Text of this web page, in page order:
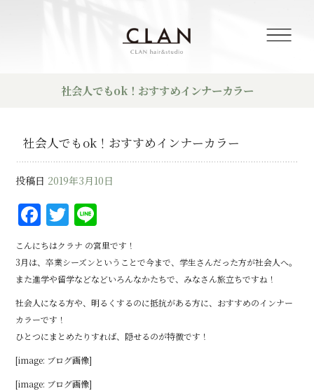
社会人でもok！おすすめインナーカラー
社会人でもok！おすすめインナーカラー
投稿日 2019年3月10日
F
a
c
e
b
o
o
k
T
w
it
te
r
n
e
こんにちはクラナ の宮里です！
3月は、卒業シーズンということで今まで、学生さんだった方が社会人へ。
また進学や留学などなどいろんなかたちで、みなさん旅立ちですね！
社会人になる方や、明るくするのに抵抗がある方に、おすすめのインナー
カラーです！
ひとつにまとめたりすれば、隠せるのが特徴です！
[image: ブログ画像]
[image: ブログ画像]